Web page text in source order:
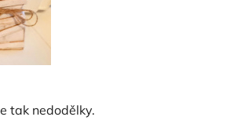
tak nedodělky.